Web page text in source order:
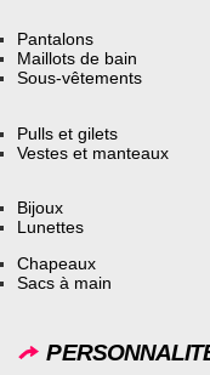
Pantalons
Maillots de bain
Sous-vêtements
Pulls et gilets
Vestes et manteaux
Bijoux
Lunettes
Chapeaux
Sacs à main